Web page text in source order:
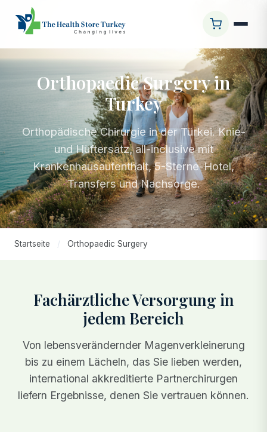
Orthopaedic Surgery in
Turkey
Orthopädische Chirurgie in der Türkei. Knie-
und Hüftersatz, all-inclusive mit
Krankenhausaufenthalt, 5-Sterne-Hotel,
Transfers und Nachsorge.
Startseite / Orthopaedic Surgery
Fachärztliche Versorgung in
jedem Bereich
Von lebensverändernder Magenverkleinerung
bis zu einem Lächeln, das Sie lieben werden,
international akkreditierte Partnerchirurgen
liefern Ergebnisse, denen Sie vertrauen können.